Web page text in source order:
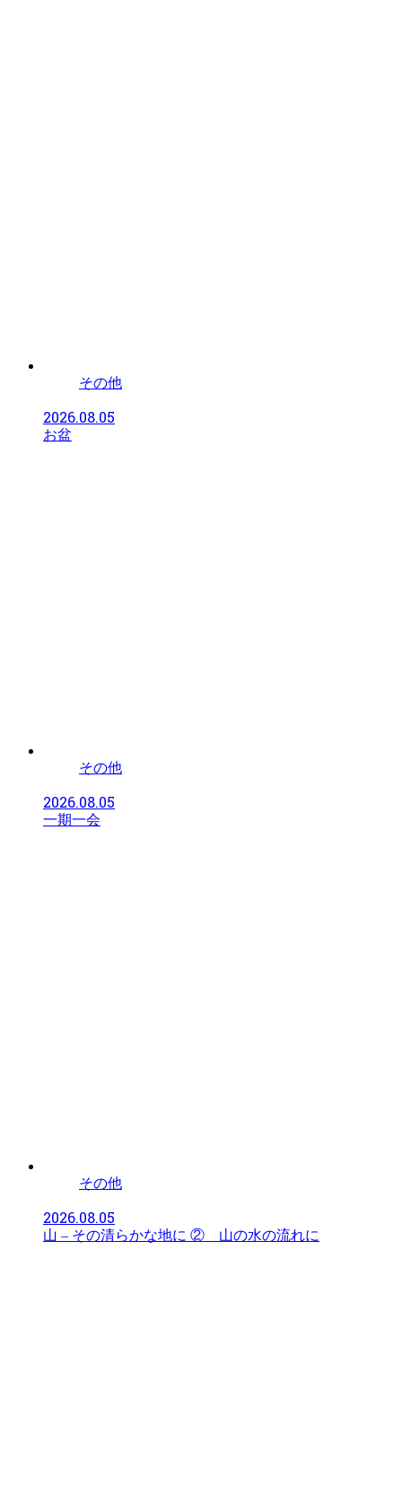
その他
2026.08.05
お盆
その他
2026.08.05
一期一会
その他
2026.08.05
山 – その清らかな地に ② 山の水の流れに